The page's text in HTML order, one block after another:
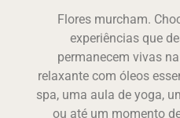
Flores murcham.
experiências que
permanecem vivas
relaxante com óleos
spa, uma aula de yoga,
ou até um momento